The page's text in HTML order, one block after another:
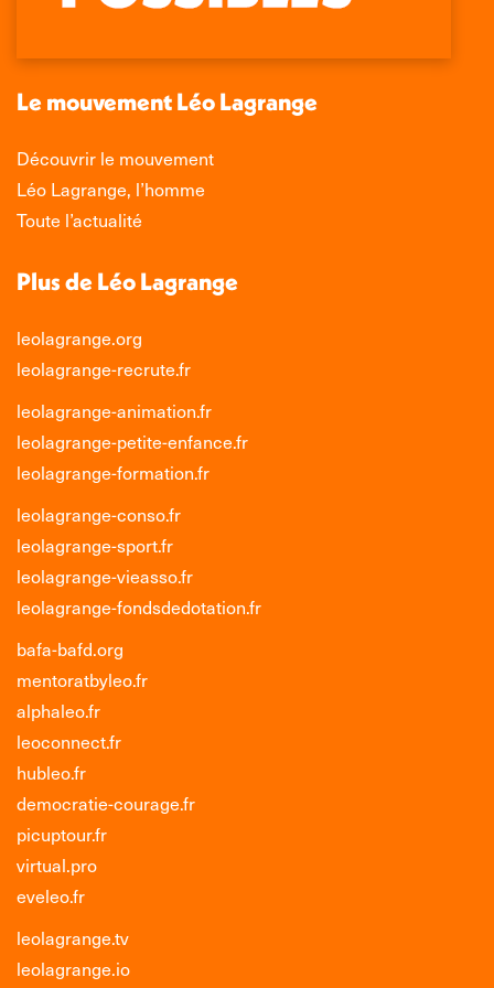
une
fenêtre
une
fenêtre
une
fenêtre
une
nouvelle
fenêtre
Le mouvement Léo Lagrange
Découvrir le mouvement
Léo Lagrange, l’homme
Toute l’actualité
Plus de Léo Lagrange
leolagrange.org
leolagrange-recrute.fr
leolagrange-animation.fr
leolagrange-petite-enfance.fr
leolagrange-formation.fr
leolagrange-conso.fr
leolagrange-sport.fr
leolagrange-vieasso.fr
leolagrange-fondsdedotation.fr
bafa-bafd.org
mentoratbyleo.fr
alphaleo.fr
leoconnect.fr
hubleo.fr
democratie-courage.fr
picuptour.fr
virtual.pro
eveleo.fr
leolagrange.tv
leolagrange.io